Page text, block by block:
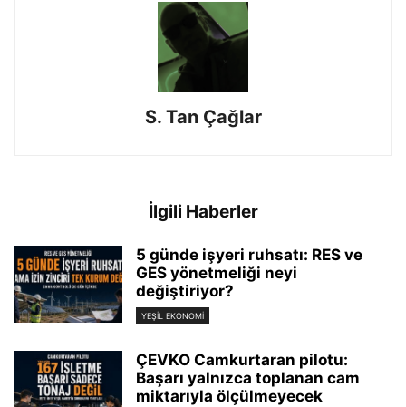
S. Tan Çağlar
İlgili Haberler
5 günde işyeri ruhsatı: RES ve
GES yönetmeliği neyi
değiştiriyor?
YEŞIL EKONOMI
ÇEVKO Camkurtaran pilotu:
Başarı yalnızca toplanan cam
miktarıyla ölçülmeyecek